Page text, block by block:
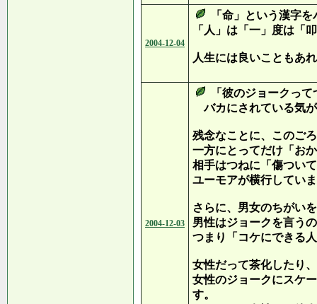
2004-12-04
「命」という漢字
「人」は「一」度は「
人生には良いこともあ
2004-12-03
「彼のジョークっ
バカにされている気
残念なことに、このご
一方にとってだけ「お
相手はつねに「傷つい
ユーモアが横行してい
さらに、男女のちがい
男性はジョークを言う
つまり「コケにできる
女性だって茶化したり
女性のジョークにスケ
す。